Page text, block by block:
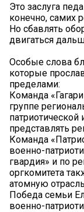
Это заслуга
конечно, самих
Но сбавлять
двигаться
Особые слова
которые
пределами:
Команда
группе
патриотической
представлять
Команда
военно-
гвардия» и по
оргкомитета
атомную
Победа семьи
военно-